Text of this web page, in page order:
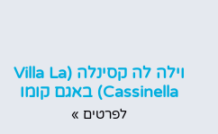
וילה לה קסינלה (Villa La
Cassinella) באגם קומו
לפרטים »